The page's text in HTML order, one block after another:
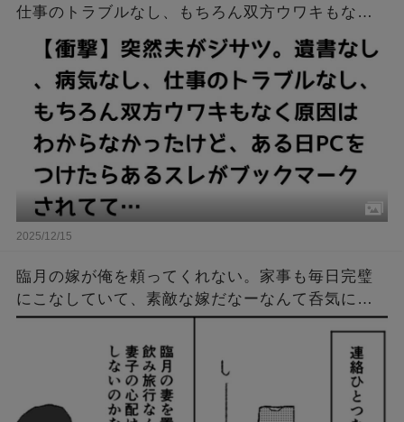
仕事のトラブルなし、もちろん双方ウワキもなく
原因はわからなかったけど、ある日PCをつけたら
あるスレがブックマークされてて…
2025/12/15
臨月の嫁が俺を頼ってくれない。家事も毎日完璧
にこなしていて、素敵な嫁だなーなんて呑気に思
ってたある日。俺は病院に呼び出され、衝撃の事
実を知ることに…。